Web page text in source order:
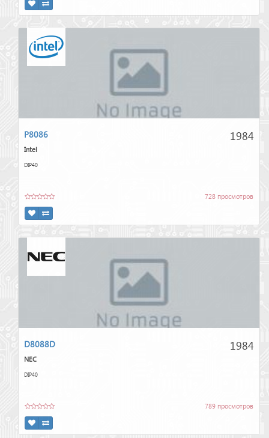
1984
P8086
Intel
DIP40
728 просмотров
1984
D8088D
NEC
DIP40
789 просмотров